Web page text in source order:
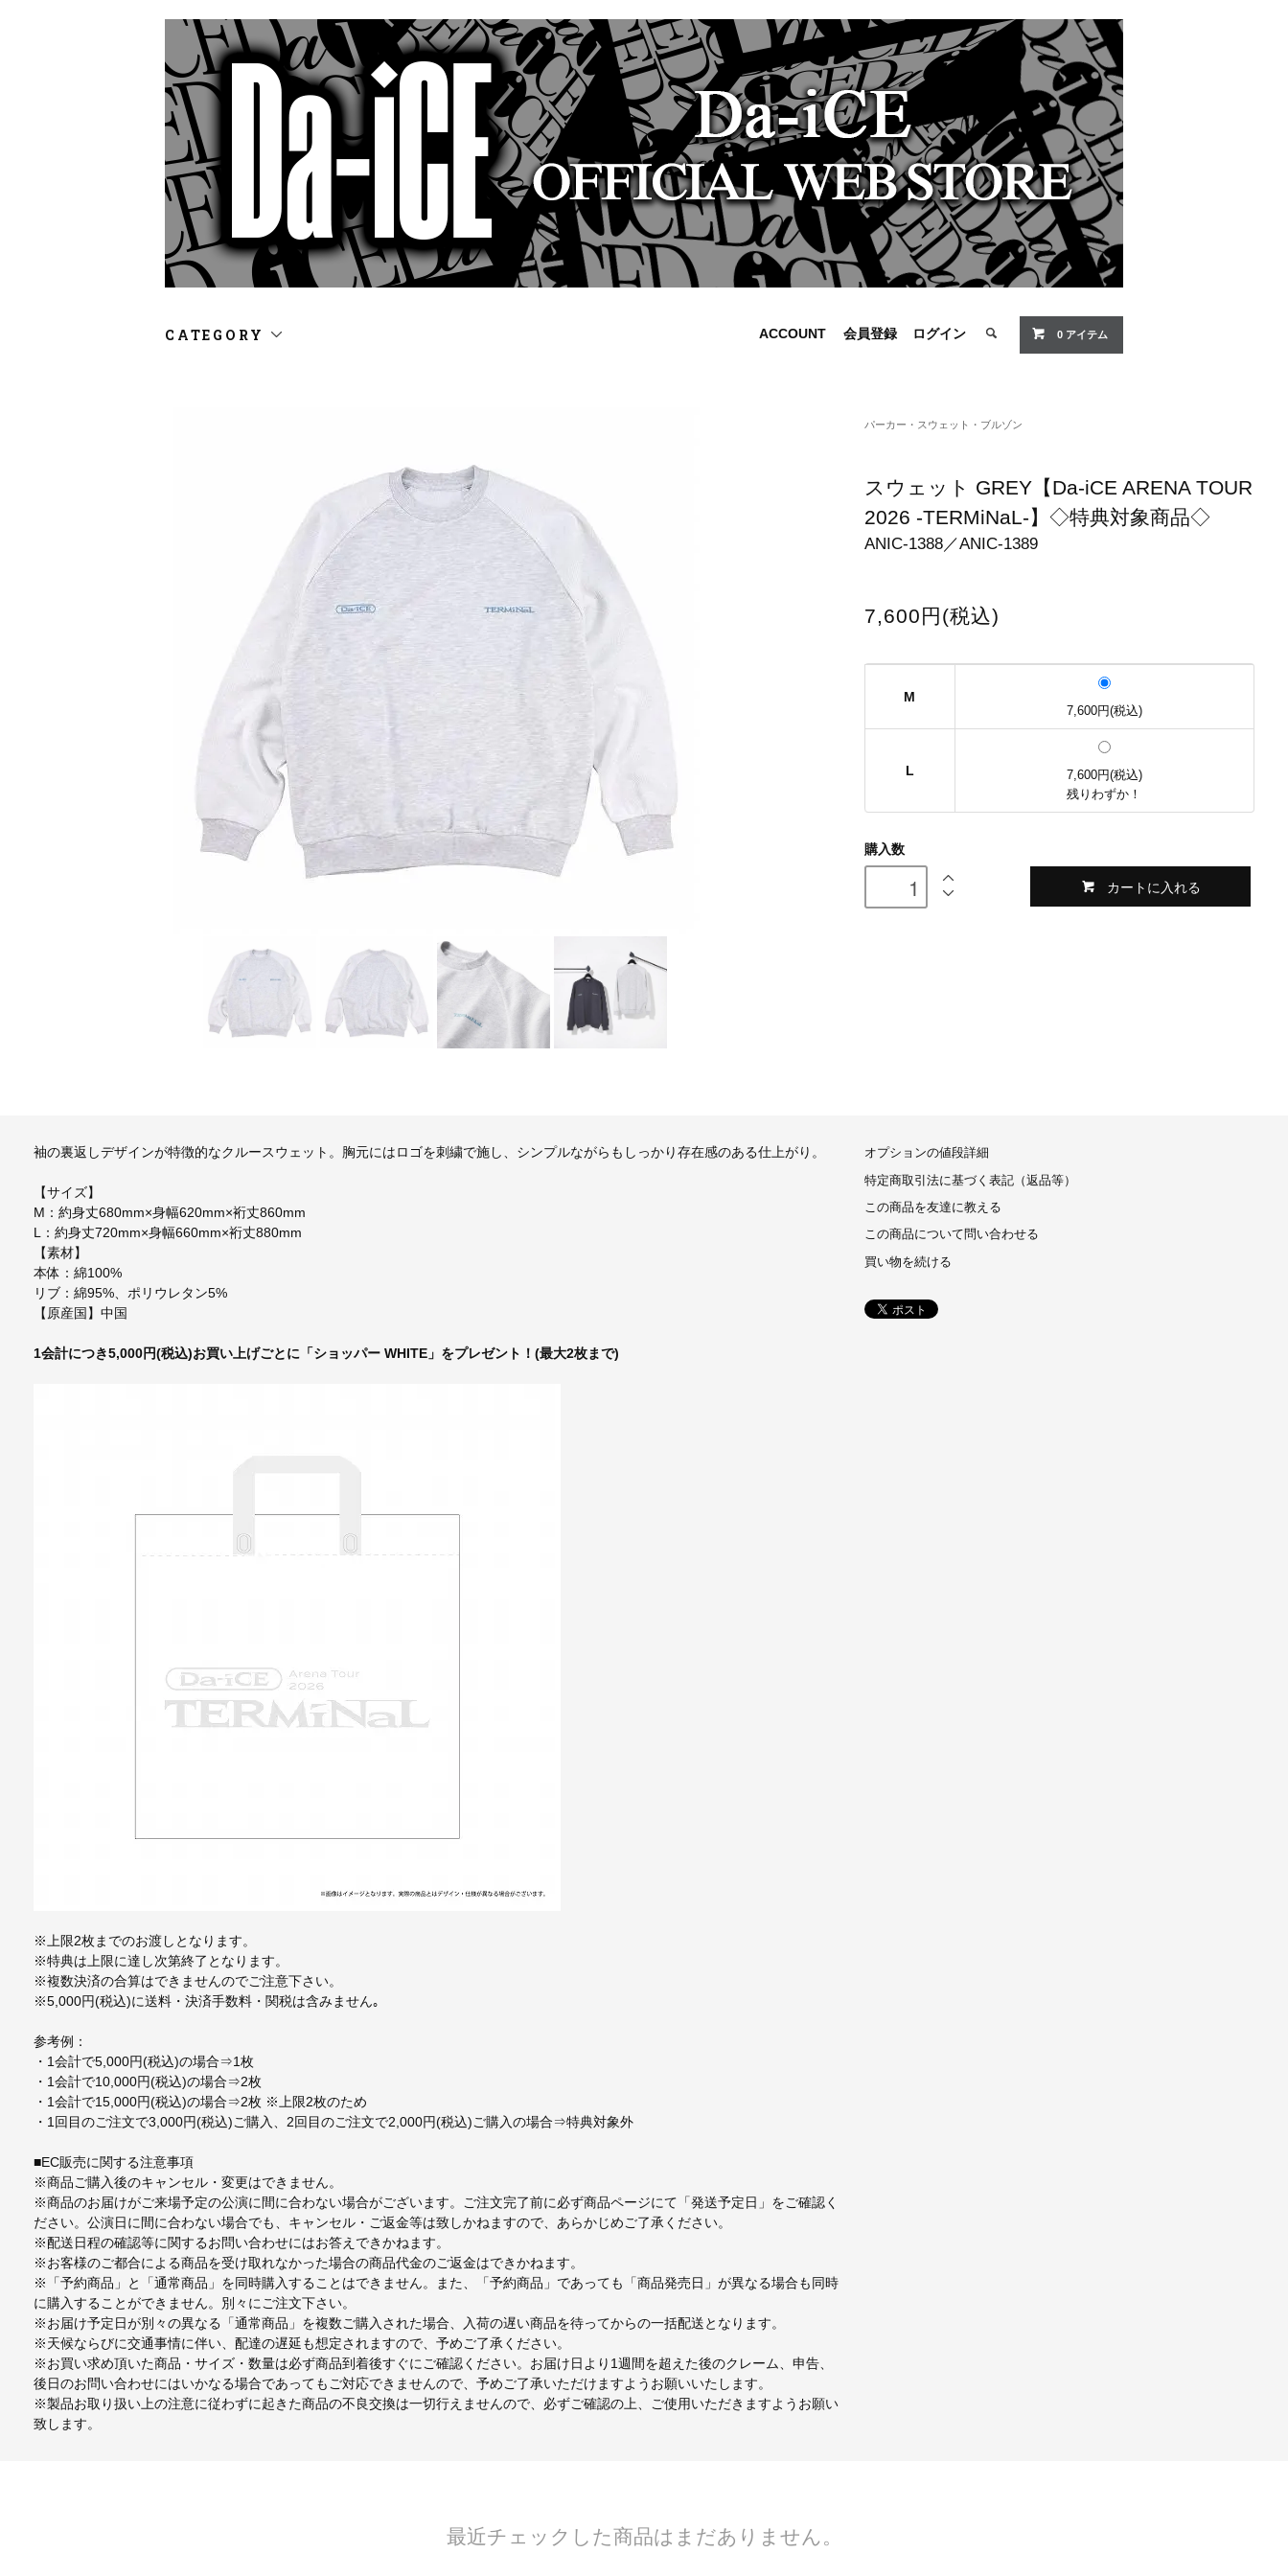
CATEGORY ACCOUNT 会員登録 ログイン 0 アイテム
パーカー・スウェット・ブルゾン
スウェット GREY【Da-iCE ARENA TOUR
2026 -TERMiNaL-】◇特典対象商品◇
ANIC-1388／ANIC-1389
7,600円(税込)
M
7,600円(税込)
L
7,600円(税込)
残りわずか！
購入数
カートに入れる
袖の裏返しデザインが特徴的なクルースウェット。胸元にはロゴを刺繍で施し、シンプルながらもしっかり存在感のある仕上がり。
【サイズ】
M：約身丈680mm×身幅620mm×裄丈860mm
L：約身丈720mm×身幅660mm×裄丈880mm
【素材】
本体：綿100%
リブ：綿95%、ポリウレタン5%
【原産国】中国
1会計につき5,000円(税込)お買い上げごとに「ショッパー WHITE」をプレゼント！(最大2枚まで)
※上限2枚までのお渡しとなります。
※特典は上限に達し次第終了となります。
※複数決済の合算はできませんのでご注意下さい。
※5,000円(税込)に送料・決済手数料・関税は含みません｡
参考例：
・1会計で5,000円(税込)の場合⇒1枚
・1会計で10,000円(税込)の場合⇒2枚
・1会計で15,000円(税込)の場合⇒2枚 ※上限2枚のため
・1回目のご注文で3,000円(税込)ご購入、2回目のご注文で2,000円(税込)ご購入の場合⇒特典対象外
■EC販売に関する注意事項
※商品ご購入後のキャンセル・変更はできません。
※商品のお届けがご来場予定の公演に間に合わない場合がございます。ご注文完了前に必ず商品ページにて「発送予定日」をご確認く
ださい。公演日に間に合わない場合でも、キャンセル・ご返金等は致しかねますので、あらかじめご了承ください。
※配送日程の確認等に関するお問い合わせにはお答えできかねます。
※お客様のご都合による商品を受け取れなかった場合の商品代金のご返金はできかねます。
※「予約商品」と「通常商品」を同時購入することはできません。また、「予約商品」であっても「商品発売日」が異なる場合も同時
に購入することができません。別々にご注文下さい。
※お届け予定日が別々の異なる「通常商品」を複数ご購入された場合、入荷の遅い商品を待ってからの一括配送となります。
※天候ならびに交通事情に伴い、配達の遅延も想定されますので、予めご了承ください。
※お買い求め頂いた商品・サイズ・数量は必ず商品到着後すぐにご確認ください。お届け日より1週間を超えた後のクレーム、申告、
後日のお問い合わせにはいかなる場合であってもご対応できませんので、予めご了承いただけますようお願いいたします。
※製品お取り扱い上の注意に従わずに起きた商品の不良交換は一切行えませんので、必ずご確認の上、ご使用いただきますようお願い
致します。
オプションの値段詳細
特定商取引法に基づく表記（返品等）
この商品を友達に教える
この商品について問い合わせる
買い物を続ける
最近チェックした商品はまだありません。